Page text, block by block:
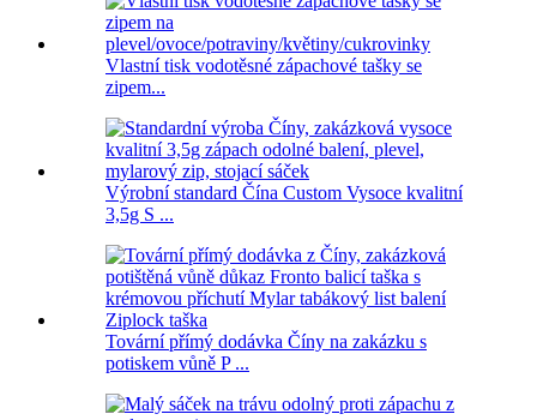
Vlastní tisk vodotěsné zápachové tašky se
zipem...
Výrobní standard Čína Custom Vysoce kvalitní
3,5g S ...
Tovární přímý dodávka Číny na zakázku s
potiskem vůně P ...